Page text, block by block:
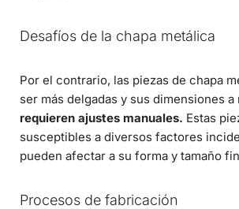
Desafíos de la chapa metálica
Por el contrario, las piezas de chapa
ser más delgadas y sus dimensiones a
requieren ajustes manuales. Estas
susceptibles a diversos factores
pueden afectar a su forma y tamaño
Procesos de fabricación